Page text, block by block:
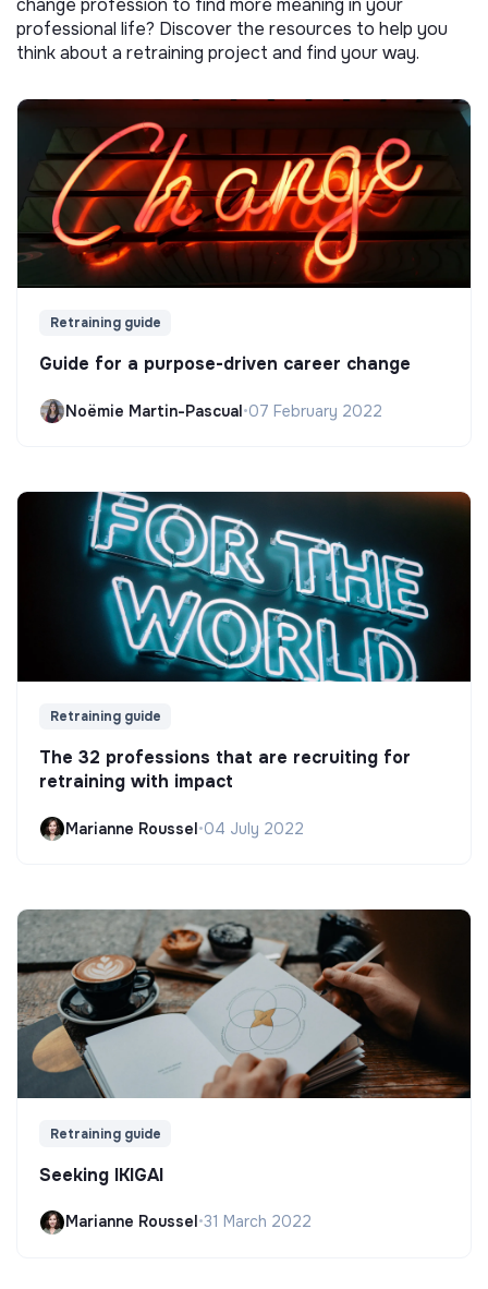
professional life? Discover the resources to help you
think about a retraining project and find your way.
Retraining guide
Guide for a purpose-driven career change
Noëmie Martin-Pascual•07 February 2022
Retraining guide
The 32 professions that are recruiting for
retraining with impact
Marianne Roussel•04 July 2022
Retraining guide
Seeking IKIGAI
Marianne Roussel•31 March 2022